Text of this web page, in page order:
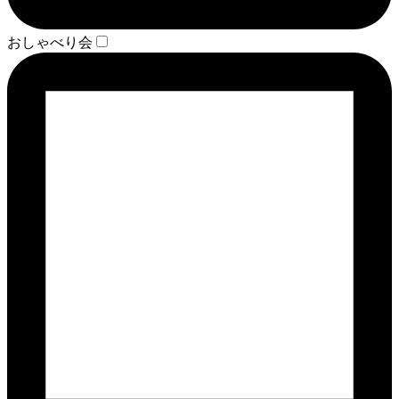
おしゃべり会